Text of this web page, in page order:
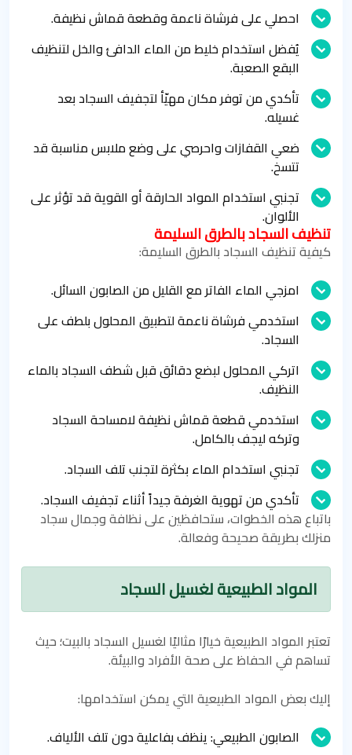
احصلي على فرشاة ناعمة وقطعة قماش نظيفة.
يُفضل استخدام خليط من الماء الدافئ والخل لتنظيف
البقع الصعبة.
تأكدي من توفر مكان مهيّأ لتجفيف السجاد بعد
غسيله.
ضعي القفازات واحرصي على وضع ملابس مناسبة قد
تتسخ.
تجنبي استخدام المواد الحارقة أو القوية قد تؤثر على
الألوان.
تنظيف السجاد بالطرق السليمة
كيفية تنظيف السجاد بالطرق السليمة:
امزجي الماء الفاتر مع القليل من الصابون السائل.
استخدمي فرشاة ناعمة لتطبيق المحلول بلطف على
السجاد.
اتركي المحلول لبضع دقائق قبل شطف السجاد بالماء
النظيف.
استخدمي قطعة قماش نظيفة لامساحة السجاد
وتركه ليجف بالكامل.
تجنبي استخدام الماء بكثرة لتجنب تلف السجاد.
تأكدي من تهوية الغرفة جيداً أثناء تجفيف السجاد.
باتباع هذه الخطوات، ستحافظين على نظافة وجمال سجاد
منزلك بطريقة صحيحة وفعالة.
المواد الطبيعية لغسيل السجاد
تعتبر المواد الطبيعية خيارًا مثاليًا لغسيل السجاد بالبيت؛ حيث
تساهم في الحفاظ على صحة الأفراد والبيئة.
إليك بعض المواد الطبيعية التي يمكن استخدامها:
الصابون الطبيعي: ينظف بفاعلية دون تلف الألياف.